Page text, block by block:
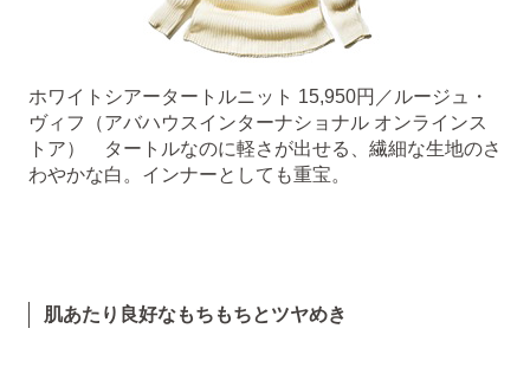
ホワイトシアータートルニット 15,950円／ルージュ・
ヴィフ（アバハウスインターナショナル オンラインス
トア） タートルなのに軽さが出せる、繊細な生地のさ
わやかな白。インナーとしても重宝。
肌あたり良好なもちもちとツヤめき